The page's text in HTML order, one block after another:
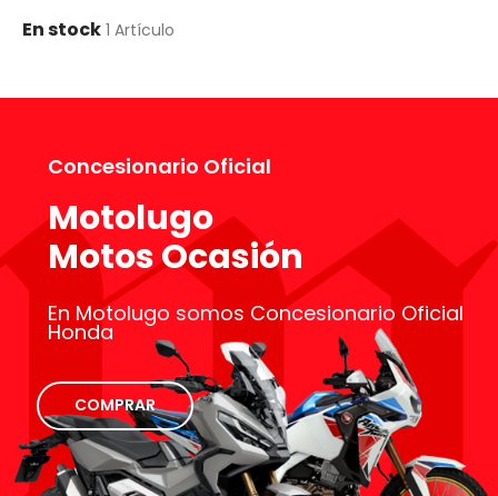
En stock 1 Artículo
Concesionario Oficial
Motolugo
Motos Ocasión
En Motolugo somos Concesionario Oficial
Honda
COMPRAR